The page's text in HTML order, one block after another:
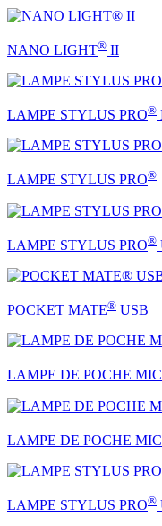
NANO LIGHT® II
LAMPE STYLUS PRO®
LAMPE STYLUS PRO®
LAMPE STYLUS PRO®
POCKET MATE® USB
LAMPE DE POCHE
LAMPE DE POCHE
LAMPE STYLUS PRO®